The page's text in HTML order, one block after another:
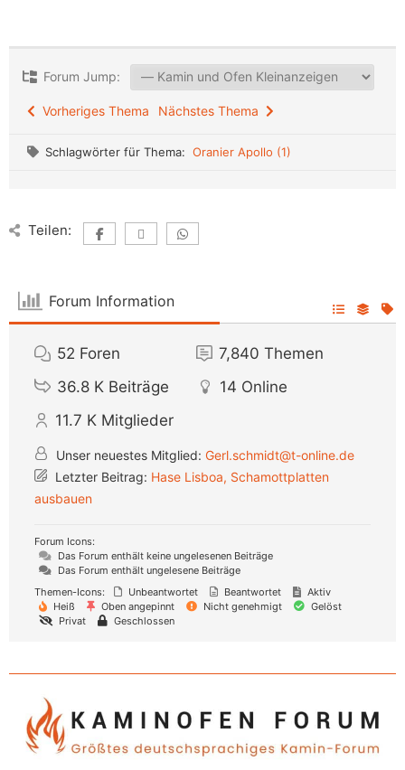
Forum Jump:
Vorheriges Thema Nächstes Thema
Schlagwörter für Thema: Oranier Apollo (1)
Teilen:
Forum Information
52 Foren 7,840 Themen
36.8 K Beiträge 14 Online
11.7 K Mitglieder
Unser neuestes Mitglied: Gerl.schmidt@t-online.de
Letzter Beitrag: Hase Lisboa, Schamottplatten
ausbauen
Forum Icons:
Das Forum enthält keine ungelesenen Beiträge
Das Forum enthält ungelesene Beiträge
Themen-Icons:
Unbeantwortet Beantwortet
Aktiv
Heiß
Oben angepinnt Nicht genehmigt
Gelöst
Privat
Geschlossen